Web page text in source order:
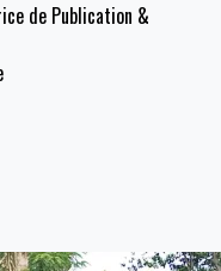
de Publication &